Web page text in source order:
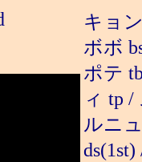
キョ
ボボ
ポテ
ィ tp
ルニ